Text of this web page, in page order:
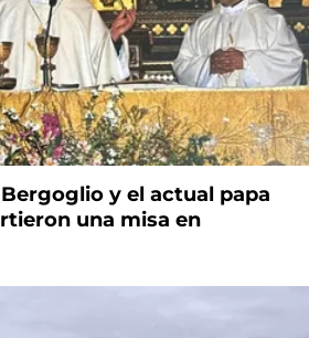
y el actual papa
una misa en